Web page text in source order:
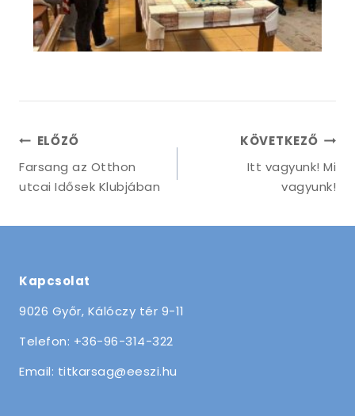
ELŐZŐ
Farsang az Otthon
utcai Idősek Klubjában
KÖVETKEZŐ
Itt vagyunk! Mi
vagyunk!
Kapcsolat
9026 Győr, Kálóczy tér 9-11
Telefon: +36-96-314-322
Email: titkarsag@eeszi.hu